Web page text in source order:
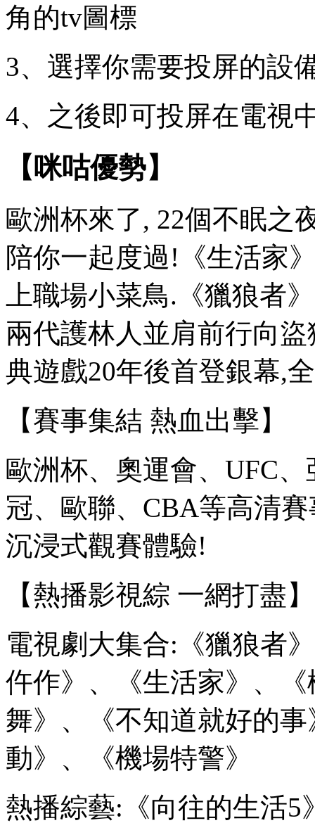
角的tv圖標
3、選擇你需要投屏的設
4、之後即可投屏在電視
【咪咕優勢】
歐洲杯來了, 22個不眠之
陪你一起度過!《生活家
上職場小菜鳥.《獵狼者
兩代護林人並肩前行向
典遊戲20年後首登銀幕,
【賽事集結 熱血出擊】
歐洲杯、奧運會、UFC
冠、 歐聯、CBA等高清
沉浸式觀賽體驗!
【熱播影視綜 一網打盡】
電視劇大集合:《獵狼者
仵作》、《生活家》、
舞》、《不知道就好的
動》、《機場特警》
熱播綜藝:《向往的生活5